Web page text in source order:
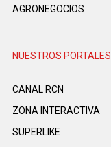
AGRONEGOCIOS
NUESTROS PORTALES
CANAL RCN
ZONA INTERACTIVA
SUPERLIKE